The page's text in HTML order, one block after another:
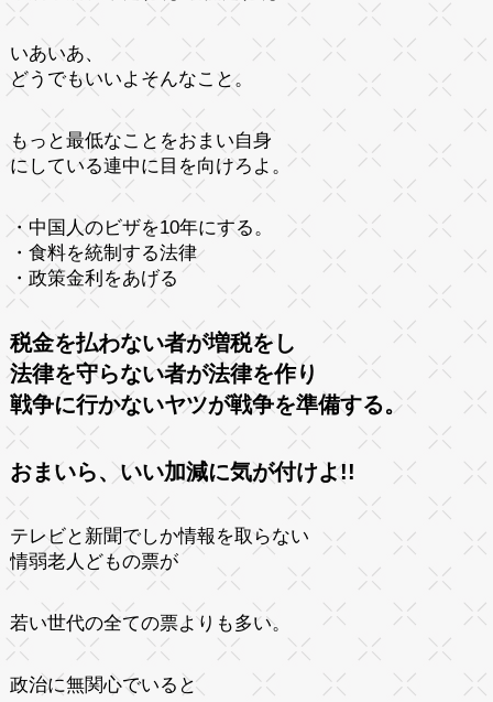
いあいあ、
どうでもいいよそんなこと。
もっと最低なことをおまい自身
にしている連中に目を向けろよ。
・中国人のビザを10年にする。
・食料を統制する法律
・政策金利をあげる
税金を払わない者が増税をし
法律を守らない者が法律を作り
戦争に行かないヤツが戦争を準備する。
おまいら、いい加減に気が付けよ!!
テレビと新聞でしか情報を取らない
情弱老人どもの票が
若い世代の全ての票よりも多い。
政治に無関心でいると